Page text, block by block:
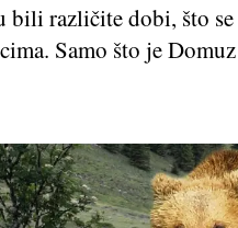
bili različite dobi, što
Samo što je